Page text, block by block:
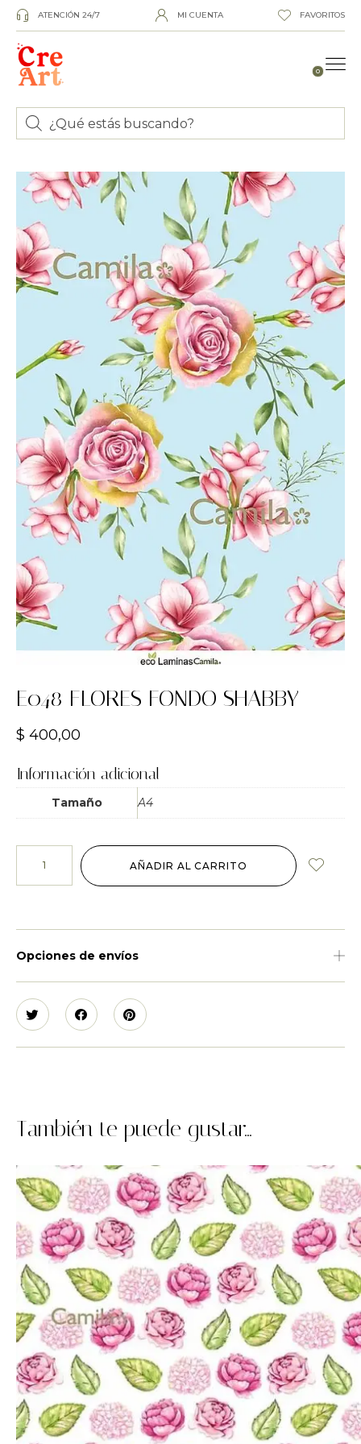
ATENCIÓN 24/7 MI CUENTA FAVORITOS
0
E048 FLORES FONDO SHABBY
$ 400,00
Información adicional
Tamaño A4
AÑADIR AL CARRITO
Opciones de envíos
También te puede gustar...